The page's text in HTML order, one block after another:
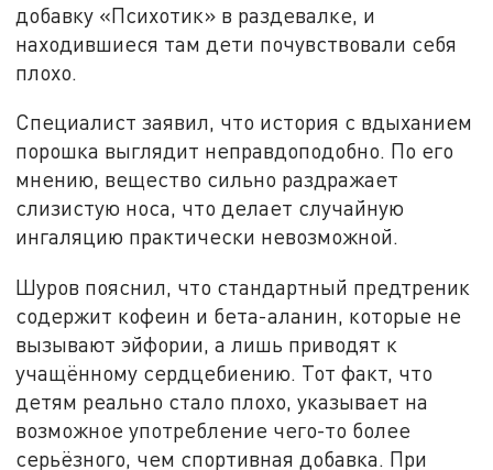
добавку «Психотик» в раздевалке, и
находившиеся там дети почувствовали себя
плохо.
Специалист заявил, что история с вдыханием
порошка выглядит неправдоподобно. По его
мнению, вещество сильно раздражает
слизистую носа, что делает случайную
ингаляцию практически невозможной.
Шуров пояснил, что стандартный предтреник
содержит кофеин и бета-аланин, которые не
вызывают эйфории, а лишь приводят к
учащённому сердцебиению. Тот факт, что
детям реально стало плохо, указывает на
возможное употребление чего-то более
серьёзного, чем спортивная добавка. При